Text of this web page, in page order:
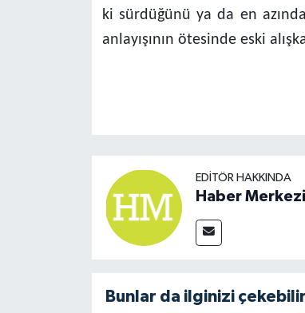
ki sürdüğünü ya da en
anlayışının ötesinde eski
EDITÖR HAKKINDA
Haber Merkezi
Bunlar da ilginizi çekebilir